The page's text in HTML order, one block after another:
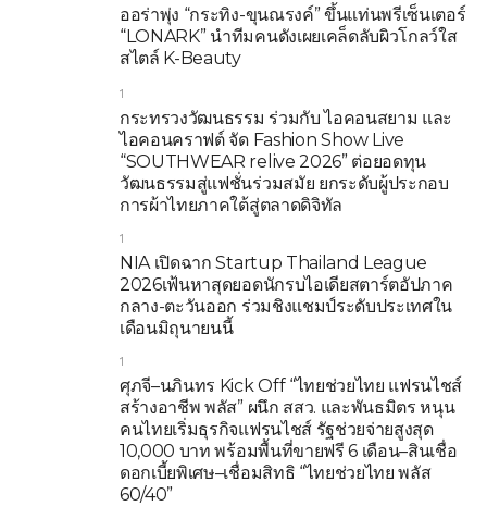
ออร่าพุ่ง “กระทิง-ขุนณรงค์” ขึ้นแท่นพรีเซ็นเตอร์
“LONARK” นำทีมคนดังเผยเคล็ดลับผิวโกลว์ใส
สไตล์ K-Beauty
1
กระทรวงวัฒนธรรม ร่วมกับ ไอคอนสยาม และ
ไอคอนคราฟต์ จัด Fashion Show Live
“SOUTHWEAR relive 2026” ต่อยอดทุน
วัฒนธรรมสู่แฟชั่นร่วมสมัย ยกระดับผู้ประกอบ
การผ้าไทยภาคใต้สู่ตลาดดิจิทัล
1
NIA เปิดฉาก Startup Thailand League
2026เฟ้นหาสุดยอดนักรบไอเดียสตาร์ตอัปภาค
กลาง-ตะวันออก ร่วมชิงแชมป์ระดับประเทศใน
เดือนมิถุนายนนี้
1
ศุภจี–นภินทร Kick Off “ไทยช่วยไทย แฟรนไชส์
สร้างอาชีพ พลัส” ผนึก สสว. และพันธมิตร หนุน
คนไทยเริ่มธุรกิจแฟรนไชส์ รัฐช่วยจ่ายสูงสุด
10,000 บาท พร้อมพื้นที่ขายฟรี 6 เดือน–สินเชื่อ
ดอกเบี้ยพิเศษ–เชื่อมสิทธิ “ไทยช่วยไทย พลัส
60/40”